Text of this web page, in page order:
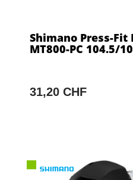
Shimano Press-Fit
MT800-PC 104.5/
31,20 CHF